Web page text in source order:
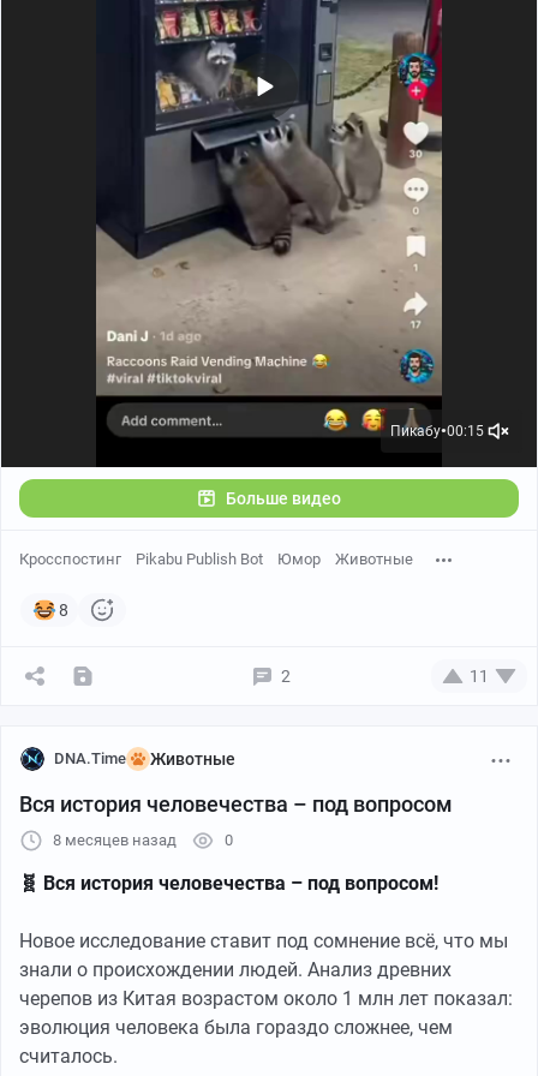
Пикабу●00:15
Больше видео
Кросспостинг Pikabu Publish Bot Юмор Животные
8
2 11
DNA.Time Животные
Вся история человечества – под вопросом
8 месяцев назад 0
🧬 Вся история человечества – под вопросом!
Новое исследование ставит под сомнение всё, что мы
знали о происхождении людей. Анализ древних
черепов из Китая возрастом около 1 млн лет показал:
эволюция человека была гораздо сложнее, чем
считалось.